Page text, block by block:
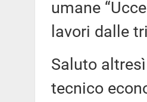
umane
lavori dalle
Saluto
tecnico